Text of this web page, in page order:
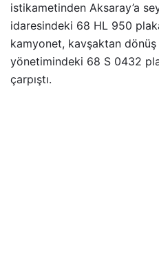
istikametinden Aksaray’a
idaresindeki 68 HL 950
kamyonet, kavşaktan
yönetimindeki 68 S 0432
çarpıştı.